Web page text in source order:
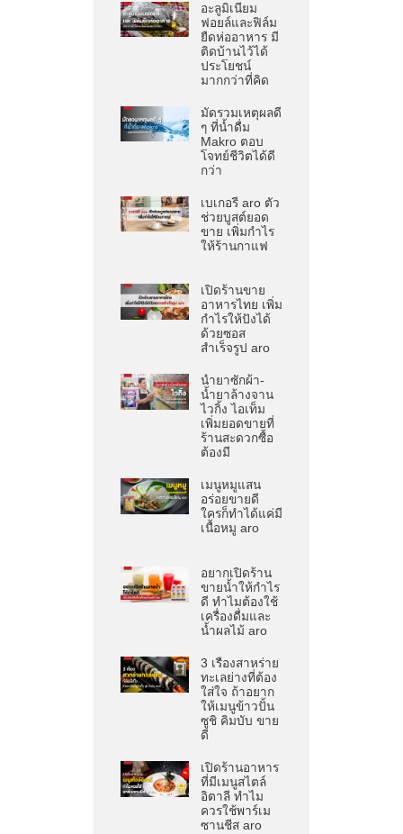
อะลูมิเนียม
ฟอยล์และฟิล์ม
ยืดห่ออาหาร มี
ติดบ้านไว้ได้
ประโยชน์
มากกว่าที่คิด
มัดรวมเหตุผลดี
ๆ ที่น้ำดื่ม
Makro ตอบ
โจทย์ชีวิตได้ดี
กว่า
เบเกอรี aro ตัว
ช่วยบูสต์ยอด
ขาย เพิ่มกำไร
ให้ร้านกาแฟ
เปิดร้านขาย
อาหารไทย เพิ่ม
กำไรให้ปังได้
ด้วยซอส
สำเร็จรูป aro
น้ำยาซักผ้า-
น้ำยาล้างจาน
ไวกิ้ง ไอเท็ม
เพิ่มยอดขายที่
ร้านสะดวกซื้อ
ต้องมี
เมนูหมูแสน
อร่อยขายดี
ใครก็ทำได้แค่มี
เนื้อหมู aro
อยากเปิดร้าน
ขายน้ำให้กำไร
ดี ทำไมต้องใช้
เครื่องดื่มและ
น้ำผลไม้ aro
3 เรื่องสาหร่าย
ทะเลย่างที่ต้อง
ใส่ใจ ถ้าอยาก
ให้เมนูข้าวปั้น
ซูชิ คิมบับ ขาย
ดี
เปิดร้านอาหาร
ที่มีเมนูสไตล์
อิตาลี ทำไม
ควรใช้พาร์เม
ซานชีส aro